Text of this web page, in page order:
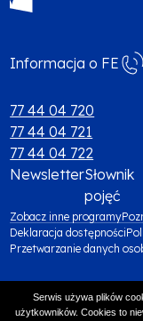
Serwis używa plików
użytkowników. Cookies to
Informacja o FE
77 44 04 720
77 44 04 721
77 44 04 722
footer
top
NewsletterSłownik
pojęć
Menu
footer
bottom
Zobacz inne programyWill
in
tab
Menu
footer
Deklaracja dostępności
Przetwarzanie danych